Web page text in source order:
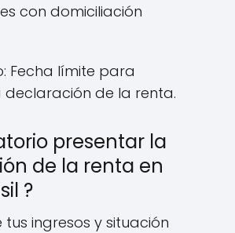
con domiciliación
Fecha límite para
declaración de la renta.
presentar la
de la renta en
?
ingresos y situación